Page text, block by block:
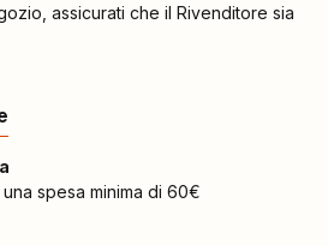
assicurati che il Rivenditore sia
spesa minima di 60€